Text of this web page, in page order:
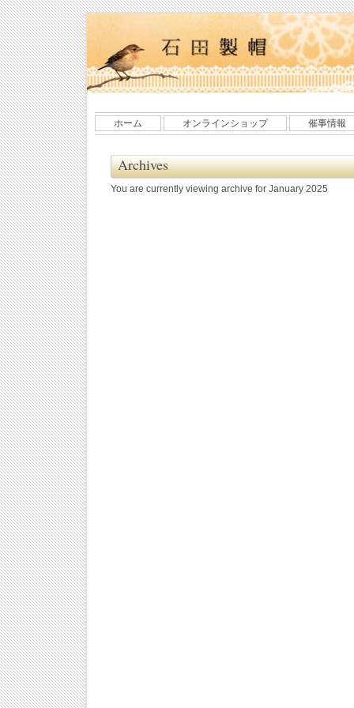
ホーム オンラインショップ 催事情報
Archives
You are currently viewing archive for January 2025